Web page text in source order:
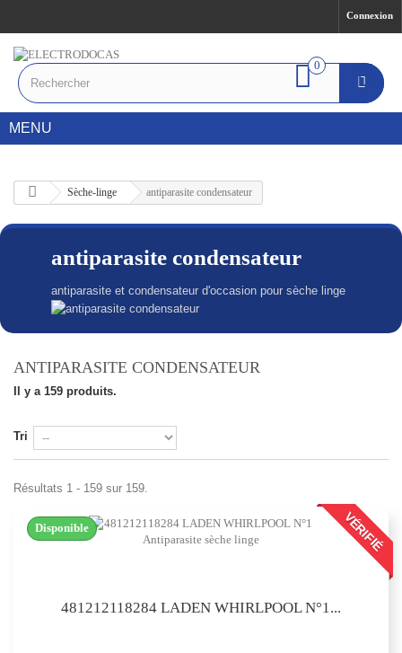
Connexion
0
MENU
Sèche-linge antiparasite condensateur
antiparasite condensateur
antiparasite et condensateur d'occasion pour sèche linge
ANTIPARASITE CONDENSATEUR
Il y a 159 produits.
Tri
Résultats 1 - 159 sur 159.
VÉRIFIÉ
481212118284 LADEN WHIRLPOOL N°1...
Disponible